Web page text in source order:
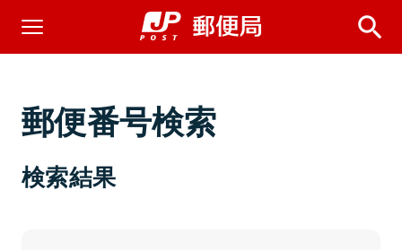
郵便番号検索
検索結果